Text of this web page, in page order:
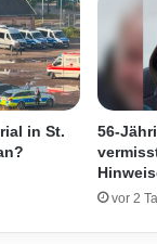
in St.
56-
vor 2